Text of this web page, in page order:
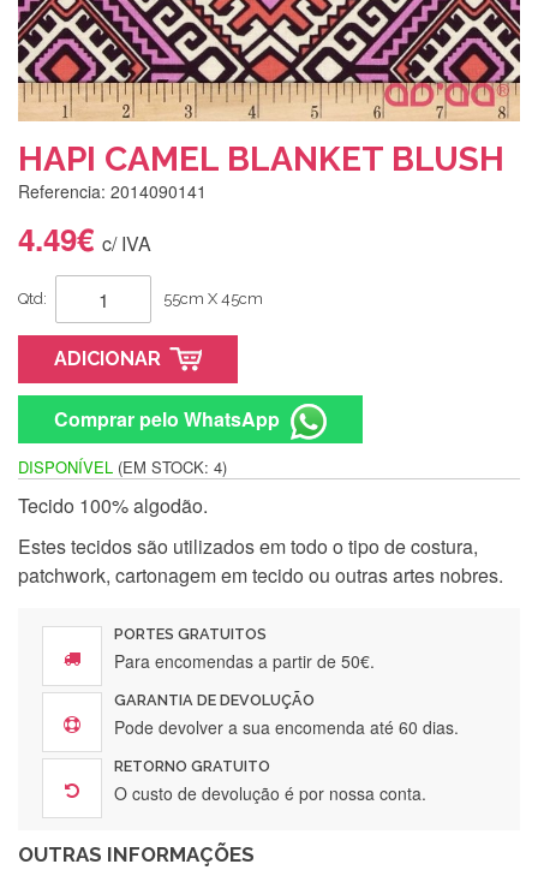
HAPI CAMEL BLANKET BLUSH
Referencia: 2014090141
4.49€ c/ IVA
Qtd: 55cm X 45cm
ADICIONAR
Comprar pelo WhatsApp
DISPONÍVEL (EM STOCK: 4)
Tecido 100% algodão.
Estes tecidos são utilizados em todo o tipo de costura,
patchwork, cartonagem em tecido ou outras artes nobres.
PORTES GRATUITOS
Para encomendas a partir de 50€.
GARANTIA DE DEVOLUÇÃO
Pode devolver a sua encomenda até 60 dias.
RETORNO GRATUITO
O custo de devolução é por nossa conta.
OUTRAS INFORMAÇÕES